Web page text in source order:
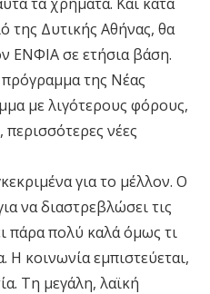
της Δυτικής Αθήνας, θα
ΕΝΦΙΑ σε ετήσια βάση.
πρόγραμμα της Νέας
με λιγότερους φόρους,
νέες
για το μέλλον. Ο
να διαστρεβλώσει τις
πάρα πολύ καλά όμως τι
Η κοινωνία εμπιστεύεται,
Τη μεγάλη, λαϊκή